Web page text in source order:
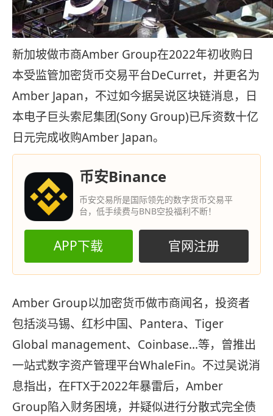
新加坡做市商Amber Group在2022年初收购日
本受监管加密货币交易平台DeCurret，并更名为
Amber Japan，不过如今据吴说区块链消息，日
本电子巨头索尼集团(Sony Group)已斥资数十亿
日元完成收购Amber Japan。
币安Binance
币安交易所是国际领先的数字货币交易平
台，低手续费与BNB空投福利不断！
APP下载 官网注册
Amber Group以加密货币做市商闻名，投资者
包括淡马锡、红杉中国、Pantera、Tiger
Global management、Coinbase…等，曾推出
一站式数字资产管理平台WhaleFin。不过吴说消
息指出，在FTX于2022年暴雷后，Amber
Group陷入财务困境，并疑似进行分散式完全债